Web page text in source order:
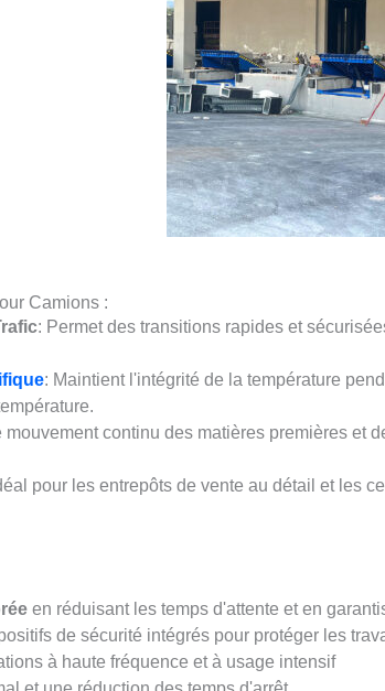
Camions :
: Permet des transitions rapides et
: Maintient l'intégrité de la température
mouvement continu des matières premières et
pour les entrepôts de vente au détail et les
en réduisant les temps d'attente et en
de sécurité intégrés pour protéger les
à haute fréquence et à usage intensif